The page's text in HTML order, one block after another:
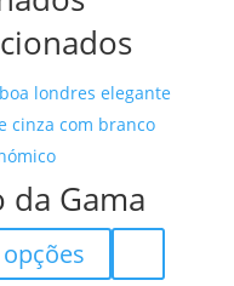
da Gama
product